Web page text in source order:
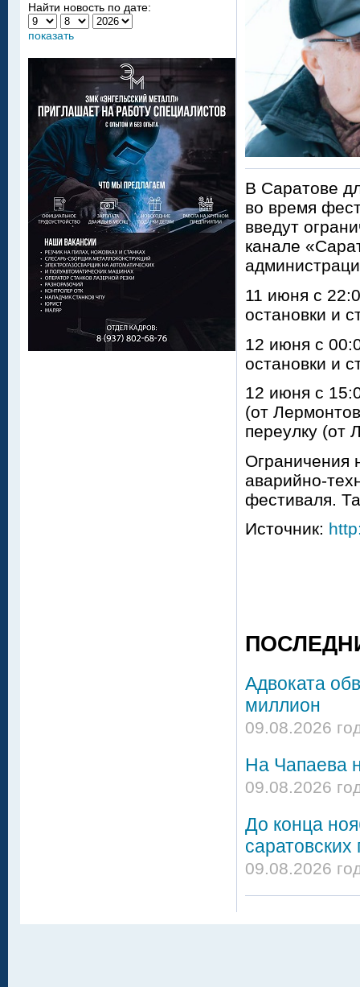
В Саратове
во время
введут
канале
11 июня с
остановки и
12 июня с
остановки и
12 июня с
(от
переулку (от
Ограничения
аварийно-
фестиваля.
Источник:
Адвоката
миллион
09.08.2026
На Чапаева
09.08.2026
До конца
09.08.2026
Найти новость по дате:
показать